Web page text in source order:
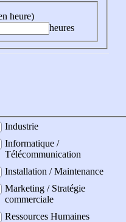
heure)
heures
Industrie
Informatique /
Télécommunication
Installation / Maintenance
Marketing / Stratégie
commerciale
Ressources Humaines